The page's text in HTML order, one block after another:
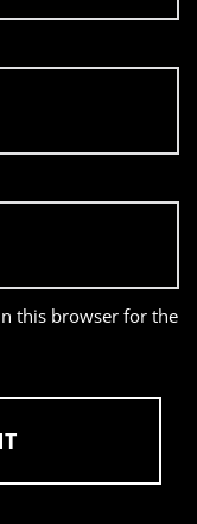
this browser for the